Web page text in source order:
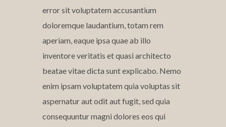
error sit voluptatem accusantium
doloremque laudantium, totam rem
aperiam, eaque ipsa quae ab illo
inventore veritatis et quasi architecto
beatae vitae dicta sunt explicabo. Nemo
enim ipsam voluptatem quia voluptas sit
aspernatur aut odit aut fugit, sed quia
consequuntur magni dolores eos qui